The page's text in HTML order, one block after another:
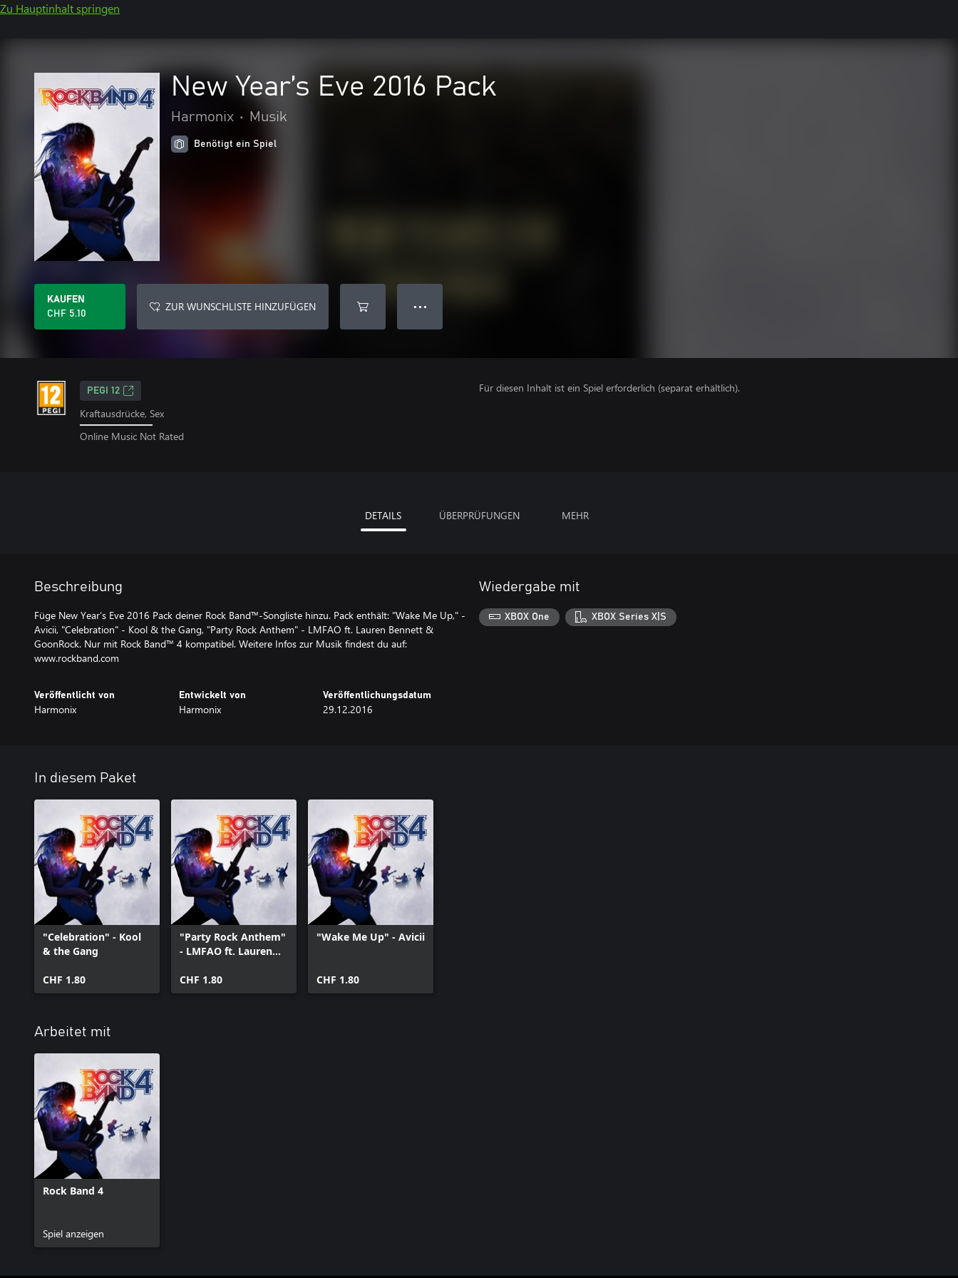
Zu Hauptinhalt springen
New Year’s Eve 2016 Pack
Harmonix • Musik
Benötigt ein Spiel
KAUFEN
CHF 5.10
ZUR WUNSCHLISTE HINZUFÜGEN ● ● ●
PEGI 12
Kraftausdrücke, Sex
Online Music Not Rated
Für diesen Inhalt ist ein Spiel erforderlich (separat erhältlich).
DETAILS ÜBERPRÜFUNGEN MEHR
Beschreibung
Füge New Year’s Eve 2016 Pack deiner Rock Band™-Songliste hinzu. Pack enthält: "Wake Me Up," -
Avicii, "Celebration" - Kool & the Gang, "Party Rock Anthem" - LMFAO ft. Lauren Bennett &
GoonRock. Nur mit Rock Band™ 4 kompatibel. Weitere Infos zur Musik findest du auf:
www.rockband.com
Veröffentlicht von
Harmonix
Entwickelt von
Harmonix
Veröffentlichungsdatum
29.12.2016
Wiedergabe mit
XBOX One XBOX Series X|S
In diesem Paket
"Celebration" - Kool
& the Gang
CHF 1.80
"Party Rock Anthem"
- LMFAO ft. Lauren
CHF 1.80
"Wake Me Up" - Avicii
CHF 1.80
Arbeitet mit
Rock Band 4
Spiel anzeigen